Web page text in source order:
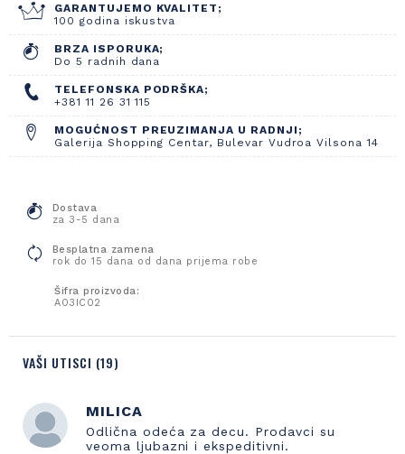
GARANTUJEMO KVALITET;
100 godina iskustva
BRZA ISPORUKA;
Do 5 radnih dana
TELEFONSKA PODRŠKA;
+381 11 26 31 115
MOGUĆNOST PREUZIMANJA U RADNJI;
Galerija Shopping Centar, Bulevar Vudroa Vilsona 14
Dostava
za 3-5 dana
Besplatna zamena
rok do 15 dana od dana prijema robe
Šifra proizvoda:
A03IC02
VAŠI UTISCI (19)
MILICA
Odlična odeća za decu. Prodavci su
veoma ljubazni i ekspeditivni.